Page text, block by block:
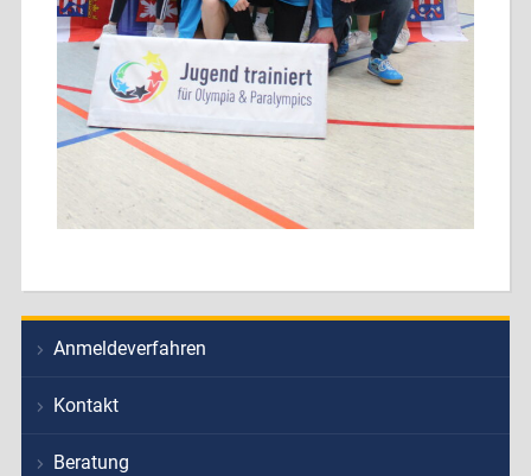
Anmeldeverfahren
Kontakt
Beratung